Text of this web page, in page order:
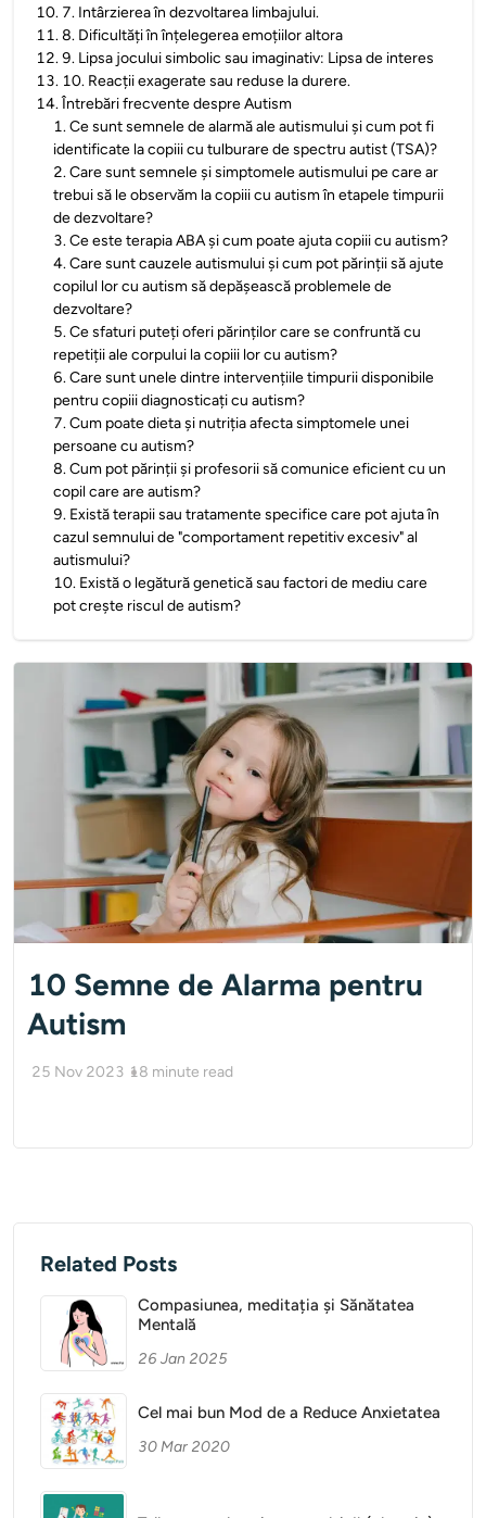
10. 7. Intârzierea în dezvoltarea limbajului.
11.8. Dificultăți în înțelegerea emoțiilor altora
12.9. Lipsa jocului simbolic sau imaginativ: Lipsa de interes
13. 10. Reacții exagerate sau reduse la durere.
14.Întrebări frecvente despre Autism
1.Ce sunt semnele de alarmă ale autismului și cum pot fi
identificate la copiii cu tulburare de spectru autist (TSA)?
2.Care sunt semnele și simptomele autismului pe care ar
trebui să le observăm la copiii cu autism în etapele timpurii
de dezvoltare?
3.Ce este terapia ABA și cum poate ajuta copiii cu autism?
4.Care sunt cauzele autismului și cum pot părinții să ajute
copilul lor cu autism să depășească problemele de
dezvoltare?
5.Ce sfaturi puteți oferi părinților care se confruntă cu
repetiții ale corpului la copiii lor cu autism?
6.Care sunt unele dintre intervențiile timpurii disponibile
pentru copiii diagnosticați cu autism?
7.Cum poate dieta și nutriția afecta simptomele unei
persoane cu autism?
8.Cum pot părinții și profesorii să comunice eficient cu un
copil care are autism?
9. Există terapii sau tratamente specifice care pot ajuta în
cazul semnului de "comportament repetitiv excesiv" al
autismului?
10. Există o legătură genetică sau factori de mediu care
pot crește riscul de autism?
10 Semne de Alarma pentru
Autism
25 Nov 2023 18 minute read
Related Posts
Compasiunea, meditația și Sănătatea
Mentală
26 Jan 2025
Cel mai bun Mod de a Reduce Anxietatea
30 Mar 2020